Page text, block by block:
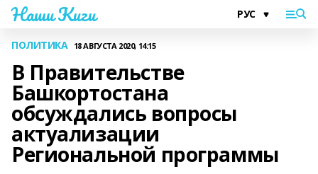
Наши Киги
ПОЛИТИКА 18 АВГУСТА 2020, 14:15
В Правительстве
Башкортостана
обсуждались вопросы
актуализации
Региональной программы